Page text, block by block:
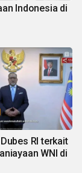
Indonesia di
RI terkait
WNI di